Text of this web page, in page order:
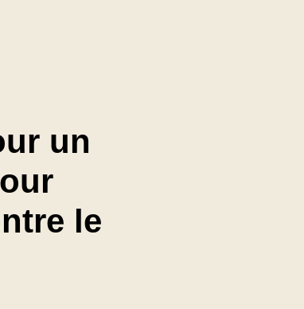
un
le